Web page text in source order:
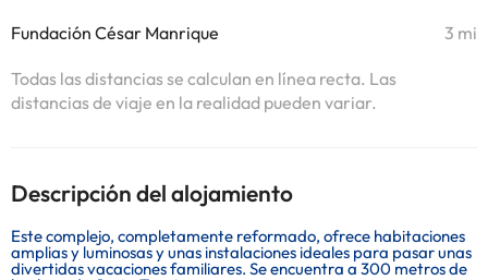
Fundación César Manrique 3 mi
Todas las distancias se calculan en línea recta. Las
distancias de viaje en la realidad pueden variar.
Descripción del alojamiento
Este complejo, completamente reformado, ofrece habitaciones
amplias y luminosas y unas instalaciones ideales para pasar unas
divertidas vacaciones familiares. Se encuentra a 300 metros de